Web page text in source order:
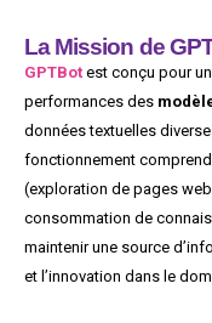
La Mission de
GPTBot est conçu pour
performances des
données textuelles
fonctionnement
(exploration de pages
consommation de
maintenir une source
et l’innovation dans le